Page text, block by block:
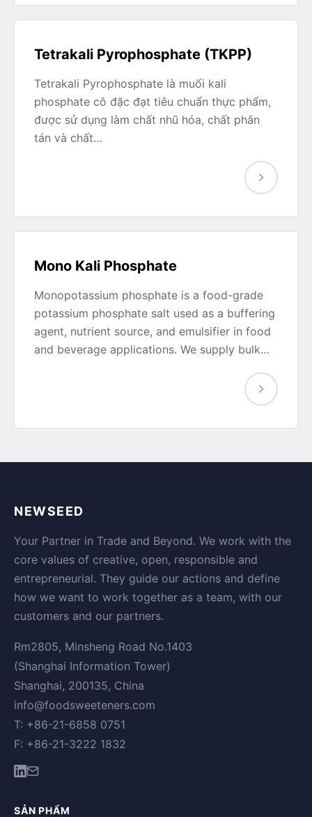
Tetrakali Pyrophosphate (TKPP)
Tetrakali Pyrophosphate là muối kali
phosphate cô đặc đạt tiêu chuẩn thực phẩm,
được sử dụng làm chất nhũ hóa, chất phân
tán và chất…
Mono Kali Phosphate
Monopotassium phosphate is a food-grade
potassium phosphate salt used as a buffering
agent, nutrient source, and emulsifier in food
and beverage applications. We supply bulk…
NEWSEED
Your Partner in Trade and Beyond. We work with the
core values of creative, open, responsible and
entrepreneurial. They guide our actions and define
how we want to work together as a team, with our
customers and our partners.
Rm2805, Minsheng Road No.1403
(Shanghai Information Tower)
Shanghai, 200135, China
info@foodsweeteners.com
T: +86-21-6858 0751
F: +86-21-3222 1832
SẢN PHẨM